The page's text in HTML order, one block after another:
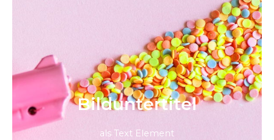
Bild­unter­titel
als Text Element